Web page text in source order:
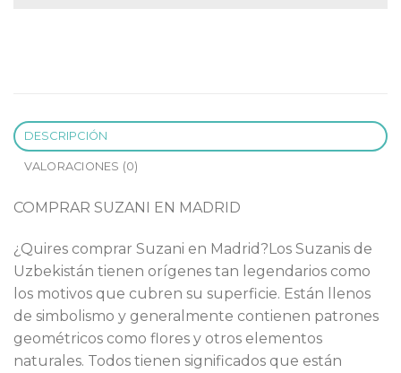
DESCRIPCIÓN
VALORACIONES (0)
COMPRAR SUZANI EN MADRID
¿Quires comprar Suzani en Madrid?Los Suzanis de
Uzbekistán tienen orígenes tan legendarios como
los motivos que cubren su superficie. Están llenos
de simbolismo y generalmente contienen patrones
geométricos como flores y otros elementos
naturales. Todos tienen significados que están